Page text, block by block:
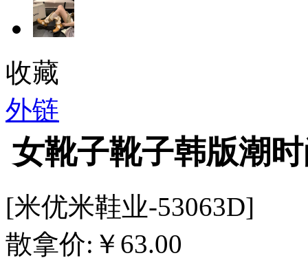
收藏
外链
女靴子靴子韩版潮
[米优米鞋业-53063D]
散拿价: ￥ 63.00